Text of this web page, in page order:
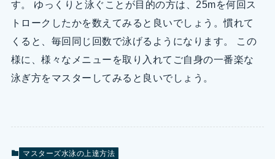
す。 ゆっくりと泳ぐことが目的の方は、25mを何回ス
トロークしたかを数えてみると良いでしょう。慣れて
くると、毎回同じ回数で泳げるようになります。 この
様に、様々なメニューを取り入れてご自身の一番楽な
泳ぎ方をマスターしてみると良いでしょう。
マスターズ水泳の上達方法